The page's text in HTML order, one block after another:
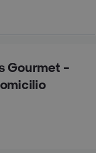
Gourmet -